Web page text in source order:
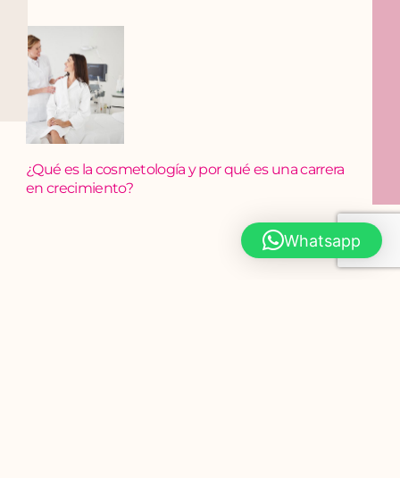
¿Qué es la cosmetología y por qué es una carrera
en crecimiento?
Whatsapp